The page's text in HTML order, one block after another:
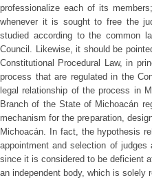
professionalize each of its
whenever it is sought to free the
studied according to the common
Council. Likewise, it should be
Constitutional Procedural Law, in
process that are regulated in the
legal relationship of the process in
Branch of the State of Michoacán
mechanism for the preparation,
Michoacán. In fact, the hypothesis
appointment and selection of
since it is considered to be deficient
an independent body, which is solely